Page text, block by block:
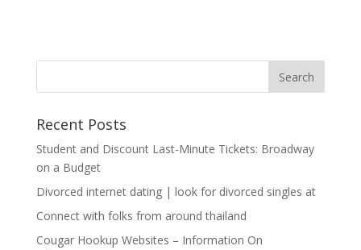
Recent Posts
Student and Discount Last-Minute Tickets: Broadway
on a Budget
Divorced internet dating | look for divorced singles at
Connect with folks from around thailand
Cougar Hookup Websites – Information On